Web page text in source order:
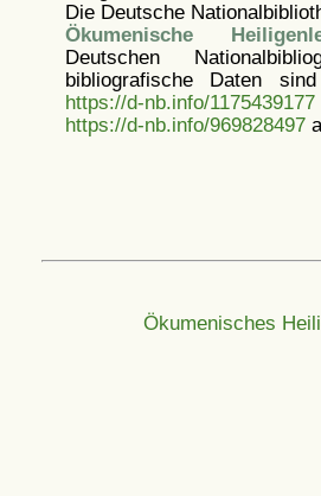
Die Deutsche
Ökumenische
Deutschen
bibliografische Daten
https://d-nb.info/1175439177
https://d-nb.info/969828497
Ökumenisches